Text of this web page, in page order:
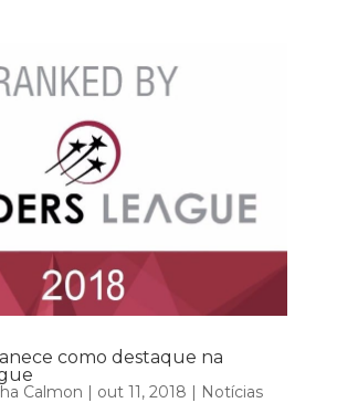
como destaque na
Calmon | out 11, 2018 | Notícias